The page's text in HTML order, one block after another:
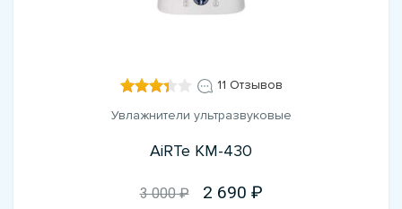
11 Отзывов
Увлажнители ультразвуковые
AiRTe KM-430
3 000 ₽ 2 690